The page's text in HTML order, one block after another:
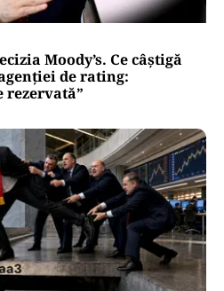
Moody’s. Ce câștigă
de rating:
rezervată”